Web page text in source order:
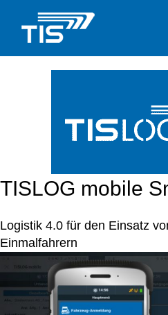
TISLOG mobile
Logistik 4.0 für den Einsatz
Einmalfahrern